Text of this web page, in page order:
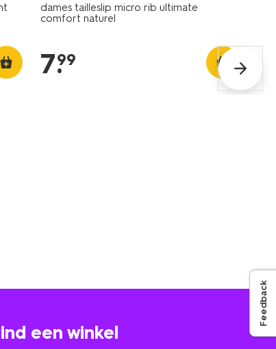
dames tailleslip micro rib ultimate
comfort naturel
7.
99
een winkel
Feedback